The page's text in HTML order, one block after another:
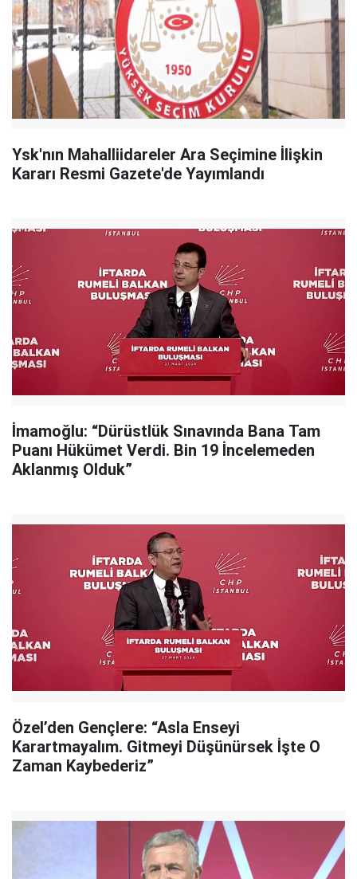
Ysk'nın Mahalliidareler Ara Seçimine İlişkin
Kararı Resmi Gazete'de Yayımlandı
İmamoğlu: “Dürüstlük Sınavında Bana Tam
Puanı Hükümet Verdi. Bin 19 İncelemeden
Aklanmış Olduk”
Özel’den Gençlere: “Asla Enseyi
Karartmayalım. Gitmeyi Düşünürsek İşte O
Zaman Kaybederiz”